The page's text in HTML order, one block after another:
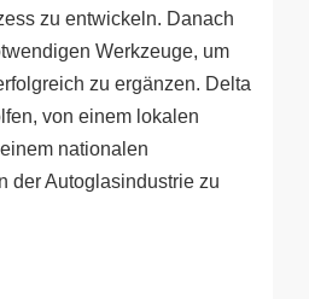
zu entwickeln. Danach
Werkzeuge, um
zu ergänzen. Delta
von einem lokalen
nationalen
der Autoglasindustrie zu